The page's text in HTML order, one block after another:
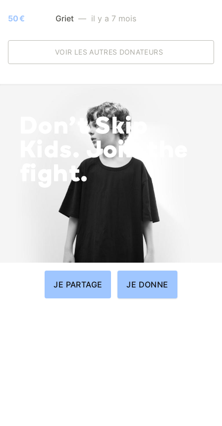
50 € Griet — il y a 7 mois
VOIR LES AUTRES DONATEURS
Don’t Skip
Kids. Join the
fight.
JE PARTAGE JE DONNE